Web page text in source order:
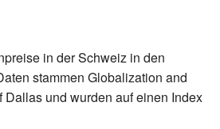
in der Schweiz in den
stammen Globalization and
und wurden auf einen Index